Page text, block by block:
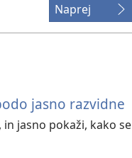
Naprej
jasno razvidne
jasno pokaži, kako se